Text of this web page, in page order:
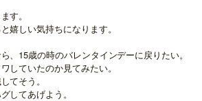
す。
嬉しい気持ちになります。
、15歳の時のバレンタインデーに戻りたい。
していたのか見てみたい。
てそう。
してあげよう。